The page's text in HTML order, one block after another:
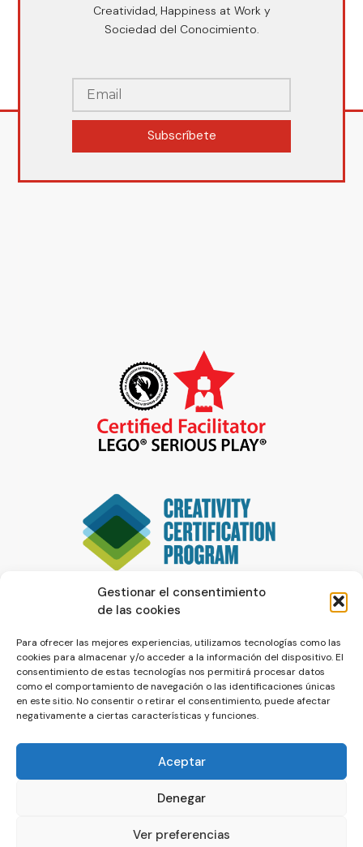
Gestionar el consentimiento
de las cookies
Para ofrecer las mejores experiencias, utilizamos tecnologías como las
cookies para almacenar y/o acceder a la información del dispositivo. El
consentimiento de estas tecnologías nos permitirá procesar datos
como el comportamiento de navegación o las identificaciones únicas
en este sitio. No consentir o retirar el consentimiento, puede afectar
negativamente a ciertas características y funciones.
Aceptar
Denegar
Ver preferencias
Creatividad, Happiness at Work y
Sociedad del Conocimiento.
Subscríbete
© La Servilleta - El Blog de Paco Prieto